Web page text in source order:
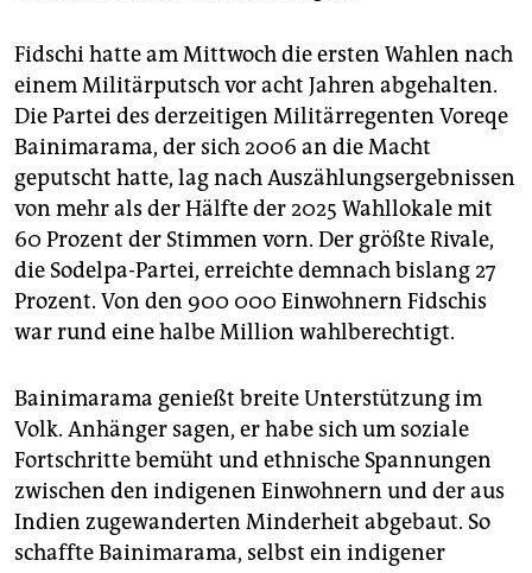
Fidschi hatte am Mittwoch die ersten Wahlen nach
einem Militärputsch vor acht Jahren abgehalten.
Die Partei des derzeitigen Militärregenten Voreqe
Bainimarama, der sich 2006 an die Macht
geputscht hatte, lag nach Auszählungsergebnissen
von mehr als der Hälfte der 2025 Wahllokale mit
60 Prozent der Stimmen vorn. Der größte Rivale,
die Sodelpa-Partei, erreichte demnach bislang 27
Prozent. Von den 900 000 Einwohnern Fidschis
war rund eine halbe Million wahlberechtigt.
Bainimarama genießt breite Unterstützung im
Volk. Anhänger sagen, er habe sich um soziale
Fortschritte bemüht und ethnische Spannungen
zwischen den indigenen Einwohnern und der aus
Indien zugewanderten Minderheit abgebaut. So
schaffte Bainimarama, selbst ein indigener